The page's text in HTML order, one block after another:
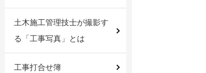
土木施工管理技士が撮影す
る「工事写真」とは
工事打合せ簿